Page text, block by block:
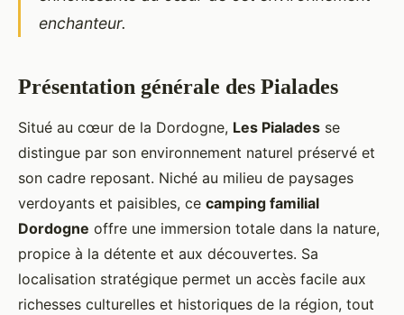
enchanteur.
Présentation générale des Pialades
Situé au cœur de la Dordogne, Les Pialades se
distingue par son environnement naturel préservé et
son cadre reposant. Niché au milieu de paysages
verdoyants et paisibles, ce camping familial
Dordogne offre une immersion totale dans la nature,
propice à la détente et aux découvertes. Sa
localisation stratégique permet un accès facile aux
richesses culturelles et historiques de la région, tout